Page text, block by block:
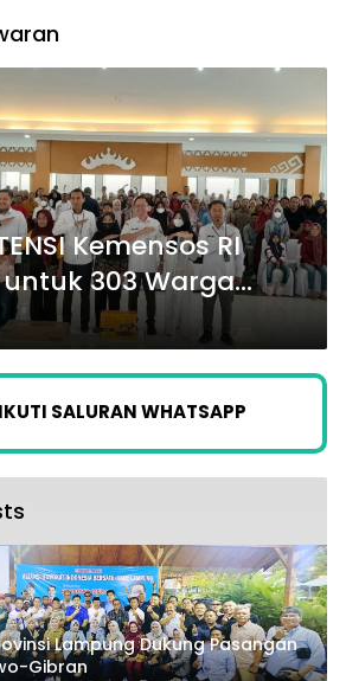
Kemensos RI
303 Warga
Manfaat
IKUTI SALURAN WHATSAPP
Lampung Dukung Pasangan
Gibran